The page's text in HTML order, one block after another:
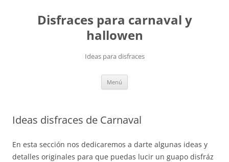
contenidoDisfraces para carnaval y
hallowen
Ideas para disfraces
Menú
Ideas disfraces de Carnaval
En esta sección nos dedicaremos a darte algunas ideas y
detalles originales para que puedas lucir un guapo disfráz